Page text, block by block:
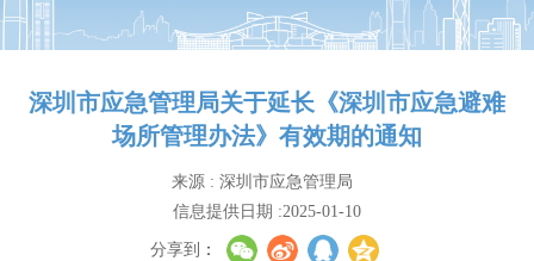
深圳市应急管理局关于延长《深圳市应急避难
场所管理办法》有效期的通知
来源 : 深圳市应急管理局
信息提供日期 :2025-01-10
分享到 ：